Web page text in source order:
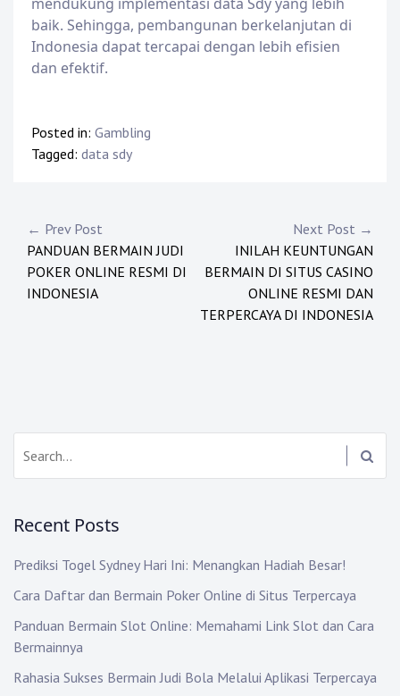
mendukung implementasi data Sdy yang lebih
baik. Sehingga, pembangunan berkelanjutan di
Indonesia dapat tercapai dengan lebih efisien
dan efektif.
Posted in: Gambling
Tagged: data sdy
P
o
s
v
i
a
t
i
o
n
← Prev Post
PANDUAN BERMAIN JUDI
POKER ONLINE RESMI DI
INDONESIA
Next Post →
INILAH KEUNTUNGAN
BERMAIN DI SITUS CASINO
ONLINE RESMI DAN
TERPERCAYA DI INDONESIA
c
:
Recent Posts
Prediksi Togel Sydney Hari Ini: Menangkan Hadiah Besar!
Cara Daftar dan Bermain Poker Online di Situs Terpercaya
Panduan Bermain Slot Online: Memahami Link Slot dan Cara
Bermainnya
Rahasia Sukses Bermain Judi Bola Melalui Aplikasi Terpercaya